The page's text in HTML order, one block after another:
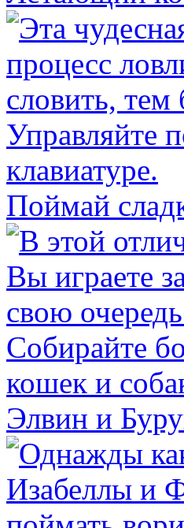
Поймай
Элвин и